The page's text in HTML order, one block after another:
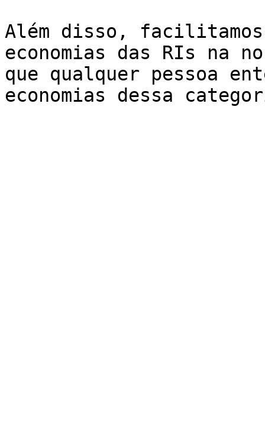
Além disso, facilitamos
economias das RIs na
que qualquer pessoa